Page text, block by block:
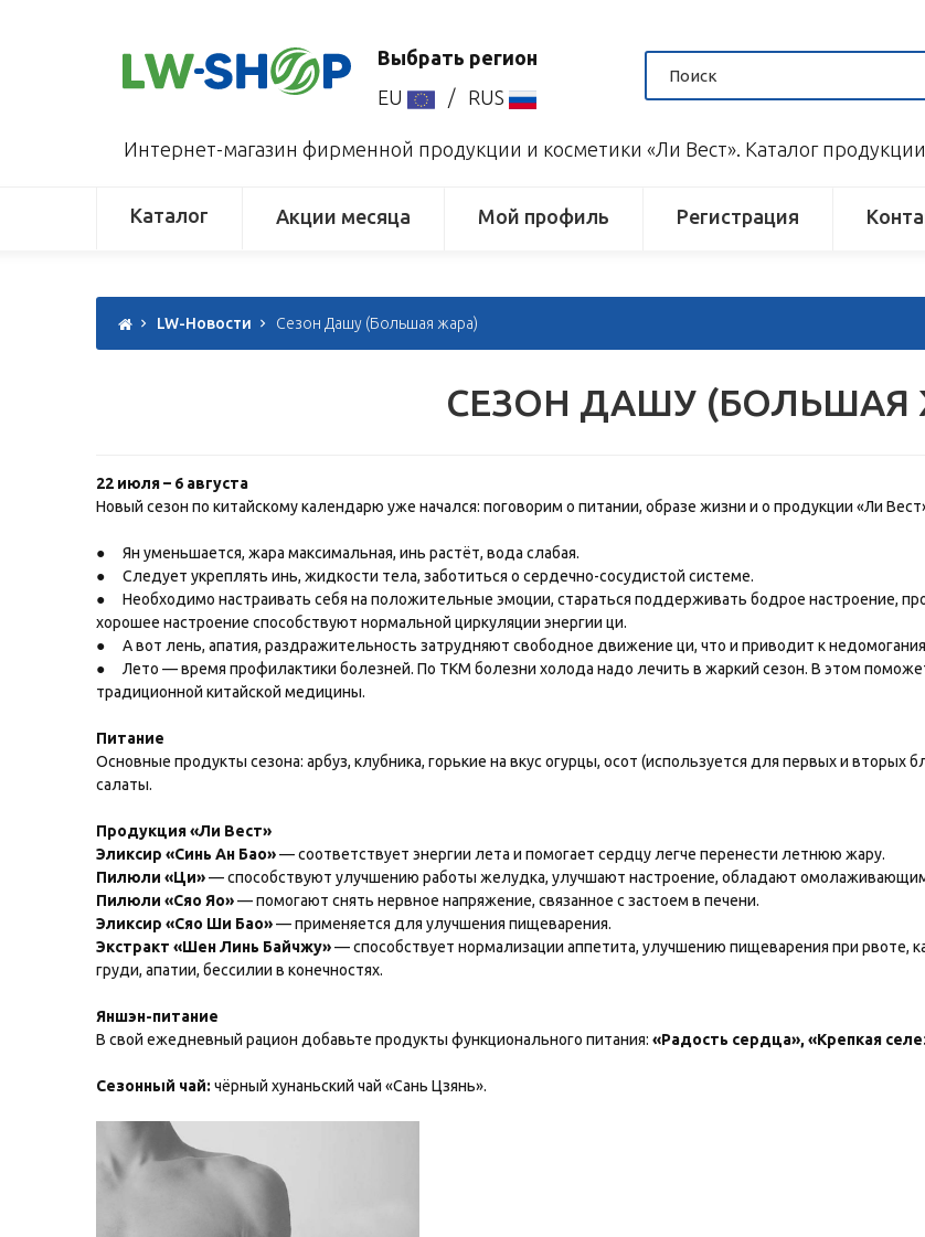
Выбрать регион
EU
/ RUS
Интернет-магазин фирменной продукции и косметики «Ли Вест». Каталог
Каталог Акции месяца Мой профиль Регистрация
LW-Новости Сезон Дашу (Большая жара)
СЕЗОН ДАШУ (БОЛЬШАЯ
22 июля – 6 августа
Новый сезон по китайскому календарю уже начался: поговорим о питании, образе жизни и о продукции «Ли
●
Ян уменьшается, жара максимальная, инь растёт, вода слабая.
●
Следует укреплять инь, жидкости тела, заботиться о сердечно-сосудистой системе.
●
Необходимо настраивать себя на положительные эмоции, стараться поддерживать бодрое настроение,
хорошее настроение способствуют нормальной циркуляции энергии ци.
●
А вот лень, апатия, раздражительность затрудняют свободное движение ци, что и приводит к
●
Лето — время профилактики болезней. По ТКМ болезни холода надо лечить в жаркий сезон. В этом
традиционной китайской медицины.
Питание
Основные продукты сезона: арбуз, клубника, горькие на вкус огурцы, осот (используется для первых и вторых
салаты.
Продукция «Ли Вест»
Эликсир «Синь Ан Бао»— соответствует энергии лета и помогает сердцу легче перенести летнюю жару.
Пилюли «Ци»— способствуют улучшению работы желудка, улучшают настроение, обладают
Пилюли «Сяо Яо»— помогают снять нервное напряжение, связанное с застоем в печени.
Эликсир «Сяо Ши Бао»— применяется для улучшения пищеварения.
Экстракт «Шен Линь Байчжу»— способствует нормализации аппетита, улучшению пищеварения при рвоте,
груди, апатии, бессилии в конечностях.
Яншэн-питание
В свой ежедневный рацион добавьте продукты функционального питания: «Радость сердца», «Крепкая
Сезонный чай: чёрный хунаньский чай «Сань Цзянь».